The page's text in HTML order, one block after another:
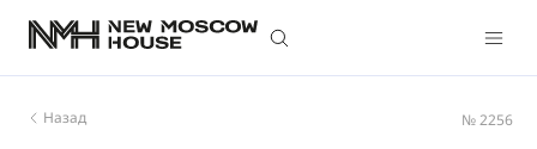
Назад № 2256